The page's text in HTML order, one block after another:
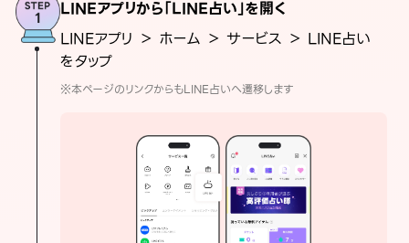
LINEアプリから「LINE占い」を開く
LINEアプリ ＞ ホーム ＞ サービス ＞ LINE占い
をタップ
※本ページのリンクからもLINE占いへ遷移します